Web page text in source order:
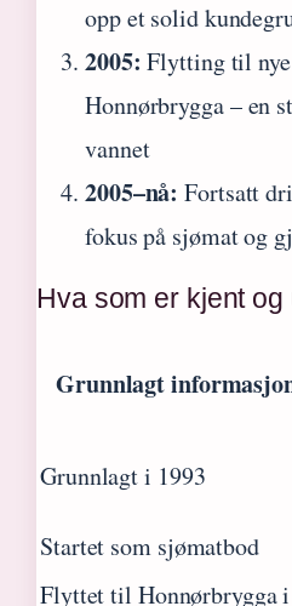
opp et solid
2005: Flytting til
Honnørbrygga – en
vannet
2005–nå: Fortsatt
fokus på sjømat og
Hva som er kjent og
Grunnlagt
Grunnlagt i 1993
Startet som sjømatbod
Flyttet til Honnørbrygga i